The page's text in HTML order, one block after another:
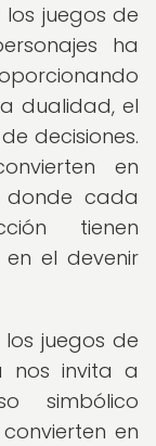
juegos de
ha
dualidad, el
decisiones.
en
cada
tienen
el devenir
juegos de
nos invita a
simbólico
en